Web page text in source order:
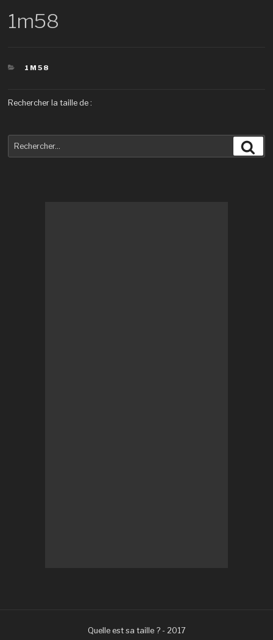
1m58
CATÉGORIES
1M58
Rechercher la taille de :
pour
Quelle est sa taille ? - 2017